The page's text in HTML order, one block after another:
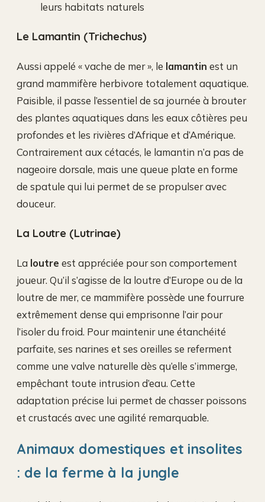
leurs habitats naturels
Le Lamantin (Trichechus)
Aussi appelé « vache de mer », le lamantin est un
grand mammifère herbivore totalement aquatique.
Paisible, il passe l’essentiel de sa journée à brouter
des plantes aquatiques dans les eaux côtières peu
profondes et les rivières d’Afrique et d’Amérique.
Contrairement aux cétacés, le lamantin n’a pas de
nageoire dorsale, mais une queue plate en forme
de spatule qui lui permet de se propulser avec
douceur.
La Loutre (Lutrinae)
La loutre est appréciée pour son comportement
joueur. Qu’il s’agisse de la loutre d’Europe ou de la
loutre de mer, ce mammifère possède une fourrure
extrêmement dense qui emprisonne l’air pour
l’isoler du froid. Pour maintenir une étanchéité
parfaite, ses narines et ses oreilles se referment
comme une valve naturelle dès qu’elle s’immerge,
empêchant toute intrusion d’eau. Cette
adaptation précise lui permet de chasser poissons
et crustacés avec une agilité remarquable.
Animaux domestiques et insolites
: de la ferme à la jungle